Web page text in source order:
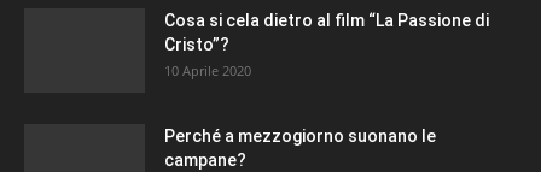
Cosa si cela dietro al film “La Passione di
Cristo”?
10 Aprile 2020
Perché a mezzogiorno suonano le
campane?